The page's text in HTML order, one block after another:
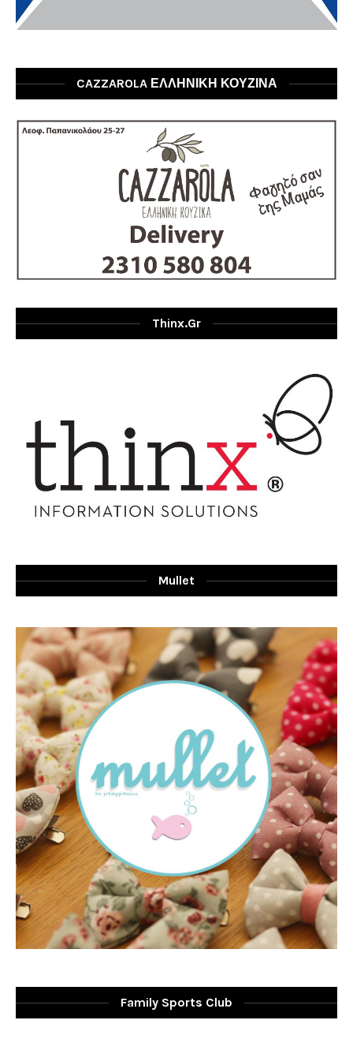
CAZZAROLA ΕΛΛΗΝΙΚΗ ΚΟΥΖΙΝΑ
Thinx.gr
Mullet
Family Sports Club